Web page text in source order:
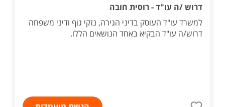
דרוש /ה עו"ד - רוסית חובה
למשרד עו"ד העוסק בדיני הגירה, נזקי גוף ודיני משפחה
דרוש/ה עו"ד הבקיא באחד הנושאים הללו.